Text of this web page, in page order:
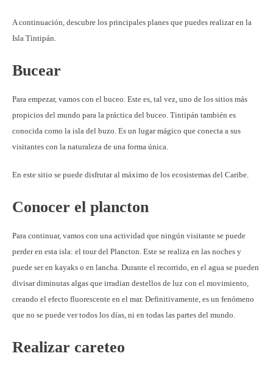
A continuación, descubre los principales planes que puedes realizar en la
Isla Tintipán.
Bucear
Para empezar, vamos con el buceo. Este es, tal vez, uno de los sitios más
propicios del mundo para la práctica del buceo. Tintipán también es
conocida como la isla del buzo. Es un lugar mágico que conecta a sus
visitantes con la naturaleza de una forma única.
En este sitio se puede disfrutar al máximo de los ecosistemas del Caribe.
Conocer el plancton
Para continuar, vamos con una actividad que ningún visitante se puede
perder en esta isla: el tour del Plancton. Este se realiza en las noches y
puede ser en kayaks o en lancha. Durante el recorrido, en el agua se pueden
divisar diminutas algas que irradian destellos de luz con el movimiento,
creando el efecto fluorescente en el mar. Definitivamente, es un fenómeno
que no se puede ver todos los días, ni en todas las partes del mundo.
Realizar careteo